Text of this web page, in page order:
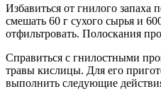
Избавиться от гнилого запаха
смешать 60 г сухого сырья и
отфильтровать. Полоскания
Справиться с гнилостными
травы кислицы. Для его
выполнить следующие